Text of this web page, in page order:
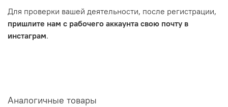
Для проверки вашей деятельности, после регистрации,
пришлите нам с рабочего аккаунта свою почту в
инстаграм.
Аналогичные товары